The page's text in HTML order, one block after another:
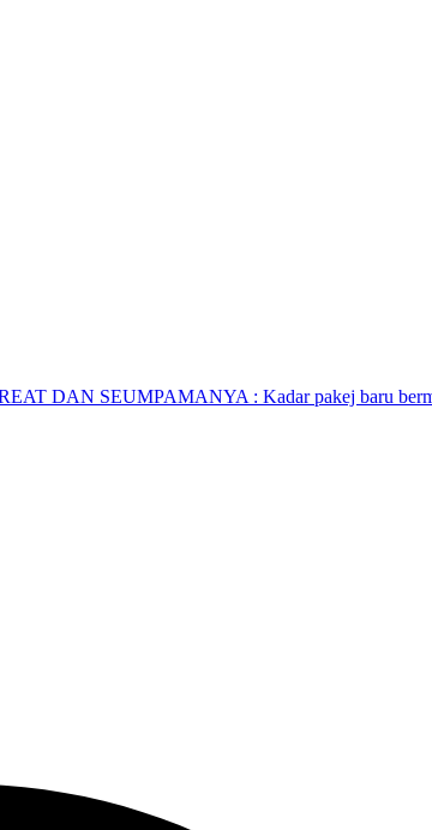
DAN SEUMPAMANYA : Kadar pakej baru